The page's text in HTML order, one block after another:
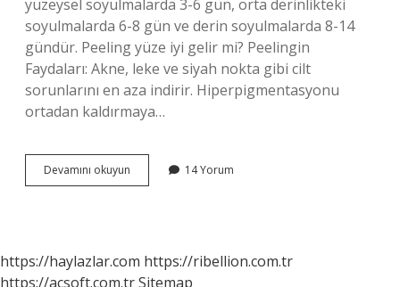
yüzeysel soyulmalarda 3-6 gün, orta derinlikteki
soyulmalarda 6-8 gün ve derin soyulmalarda 8-14
gündür. Peeling yüze iyi gelir mi? Peelingin
Faydaları: Akne, leke ve siyah nokta gibi cilt
sorunlarını en aza indirir. Hiperpigmentasyonu
ortadan kaldırmaya…
Devamını okuyun
Işe
14 Yorum
https://haylazlar.com https://ribellion.com.tr
https://acsoft.com.trSitemap